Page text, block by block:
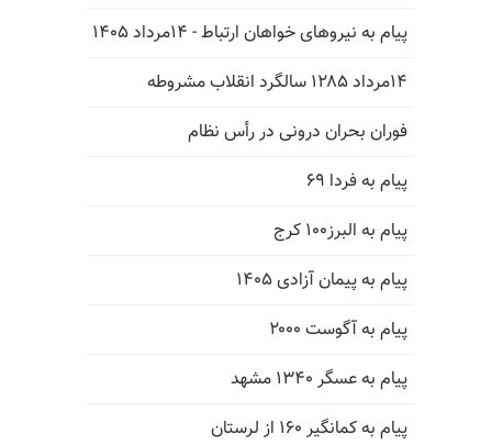
پیام به نیروهای خواهان ارتباط - ۱۴مرداد ۱۴۰۵
۱۴مرداد ۱۲۸۵ سالگرد انقلاب مشروطه
فوران بحران درونی در رأس نظام
پیام به فردا ۶۹
پیام به البرز۱۰۰ کرج
پیام به پیمان آزادی ۱۴۰۵
پیام به آگوست ۲۰۰۰
پیام به عسگر ۱۳۴۰ مشهد
پیام به کمانگیر ۱۶۰ از لرستان